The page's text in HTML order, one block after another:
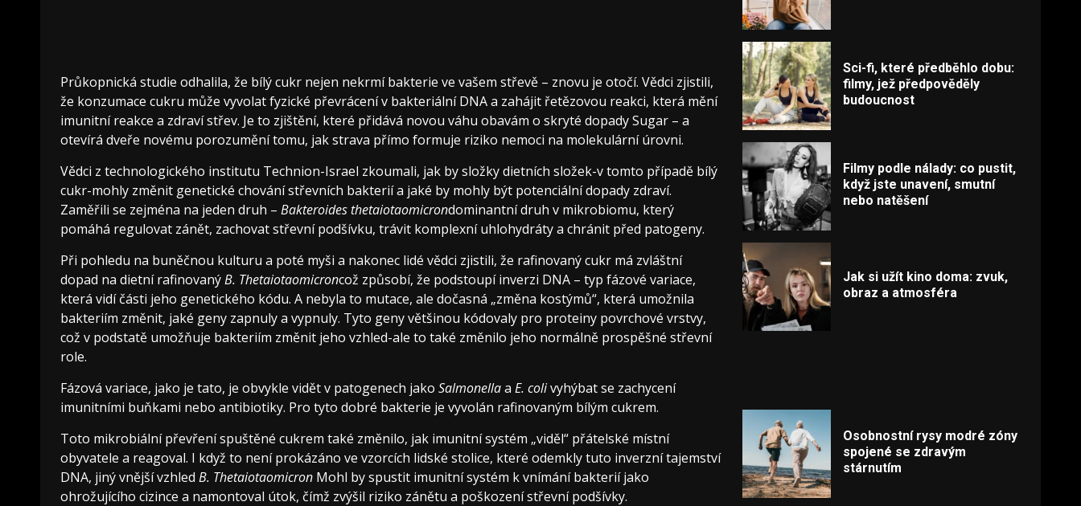
Průkopnická studie odhalila, že bílý cukr nejen nekrmí bakterie ve vašem střevě – znovu je otočí. Vědci zjistili,
že konzumace cukru může vyvolat fyzické převrácení v bakteriální DNA a zahájit řetězovou reakci, která mění
imunitní reakce a zdraví střev. Je to zjištění, které přidává novou váhu obavám o skryté dopady Sugar – a
otevírá dveře novému porozumění tomu, jak strava přímo formuje riziko nemoci na molekulární úrovni.
Vědci z technologického institutu Technion-Israel zkoumali, jak by složky dietních složek-v tomto případě bílý
cukr-mohly změnit genetické chování střevních bakterií a jaké by mohly být potenciální dopady zdraví.
Zaměřili se zejména na jeden druh – Bakteroides thetaiotaomicrondominantní druh v mikrobiomu, který
pomáhá regulovat zánět, zachovat střevní podšívku, trávit komplexní uhlohydráty a chránit před patogeny.
Při pohledu na buněčnou kulturu a poté myši a nakonec lidé vědci zjistili, že rafinovaný cukr má zvláštní
dopad na dietní rafinovanýB. Thetaiotaomicroncož způsobí, že podstoupí inverzi DNA – typ fázové variace,
která vidí části jeho genetického kódu. A nebyla to mutace, ale dočasná „změna kostýmů“, která umožnila
bakteriím změnit, jaké geny zapnuly a vypnuly. Tyto geny většinou kódovaly pro proteiny povrchové vrstvy,
což v podstatě umožňuje bakteriím změnit jeho vzhled-ale to také změnilo jeho normálně prospěšné střevní
role.
Fázová variace, jako je tato, je obvykle vidět v patogenech jako Salmonellaa E. colivyhýbat se zachycení
imunitními buňkami nebo antibiotiky. Pro tyto dobré bakterie je vyvolán rafinovaným bílým cukrem.
Toto mikrobiální převření spuštěné cukrem také změnilo, jak imunitní systém „viděl“ přátelské místní
obyvatele a reagoval. I když to není prokázáno ve vzorcích lidské stolice, které odemkly tuto inverzní tajemství
DNA, jiný vnější vzhled B. Thetaiotaomicron Mohl by spustit imunitní systém k vnímání bakterií jako
ohrožujícího cizince a namontoval útok, čímž zvýšil riziko zánětu a poškození střevní podšívky.
Sci-fi, které předběhlo dobu:
filmy, jež předpověděly
budoucnost
Filmy podle nálady: co pustit,
když jste unavení, smutní
nebo natěšení
Jak si užít kino doma: zvuk,
obraz a atmosféra
Osobnostní rysy modré zóny
spojené se zdravým
stárnutím